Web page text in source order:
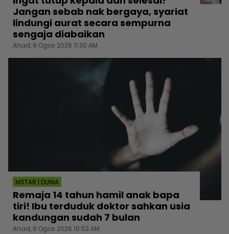
Jangan sebab nak bergaya, syariat
lindungi aurat secara sempurna
sengaja diabaikan
Ahad, 9 Ogos 2026 11:30 AM
MSTAR | DUNIA
Remaja 14 tahun hamil anak bapa
tiri! Ibu terduduk doktor sahkan usia
kandungan sudah 7 bulan
Ahad, 9 Ogos 2026 10:53 AM